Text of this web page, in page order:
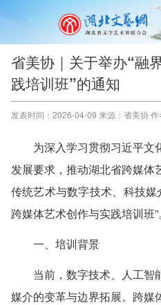
省美协｜关于举办“融
践培训班”的通知
发表时间：2026-04-09 来源：省美协 作
为深入学习贯彻习近平文
发展要求，推动湖北省跨媒体
传统艺术与数字技术、科技媒
跨媒体艺术创作与实践培训班
一、培训背景
当前，数字技术、人工智
媒介的变革与边界拓展。跨媒